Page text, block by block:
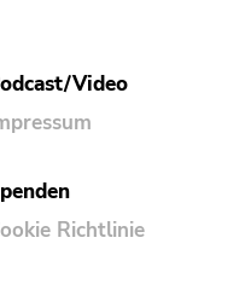
Video
Richtlinie